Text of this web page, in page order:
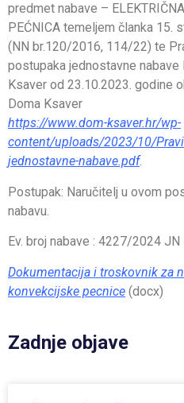
predmet nabave –
PEĆNICA temeljem članka 15.
(NN br.120/2016, 114/22) te
postupaka jednostavne
Ksaver od 23.10.2023. godine
Doma Ksaver
https://www.dom-ksaver.hr/wp-
content/uploads/2023/10/
jednostavne-nabave.pdf.
Postupak: Naručitelj u ovom
nabavu.
Ev. broj nabave : 4227/2024 JN
Dokumentacija i troskovnik za
konvekcijske pecnice (docx)
Zadnje objave